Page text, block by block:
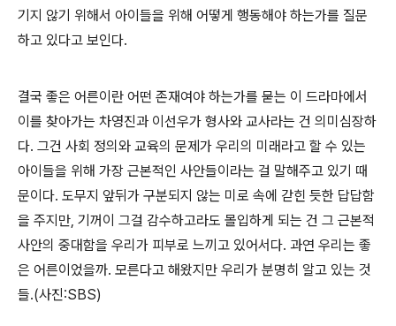
기지 않기 위해서 아이들을 위해 어떻게 행동해야 하는가를 질문
하고 있다고 보인다.
결국 좋은 어른이란 어떤 존재여야 하는가를 묻는 이 드라마에서
이를 찾아가는 차영진과 이선우가 형사와 교사라는 건 의미심장하
다. 그건 사회 정의와 교육의 문제가 우리의 미래라고 할 수 있는
아이들을 위해 가장 근본적인 사안들이라는 걸 말해주고 있기 때
문이다. 도무지 앞뒤가 구분되지 않는 미로 속에 갇힌 듯한 답답함
을 주지만, 기꺼이 그걸 감수하고라도 몰입하게 되는 건 그 근본적
사안의 중대함을 우리가 피부로 느끼고 있어서다. 과연 우리는 좋
은 어른이었을까. 모른다고 해왔지만 우리가 분명히 알고 있는 것
들.(사진:SBS)